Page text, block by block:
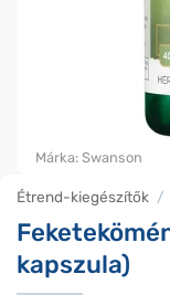
Étrend-kiegészítők /
kapszula)
Márka: Swanson